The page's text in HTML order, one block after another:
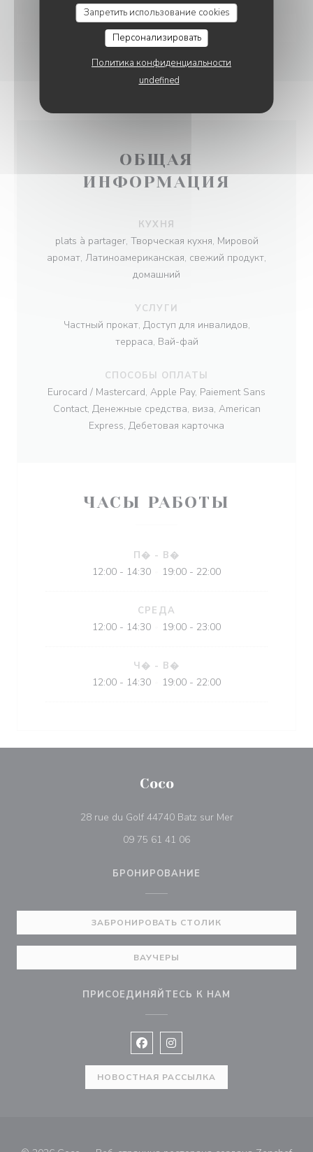
Запретить использование cookies
Персонализировать
Политика конфиденциальности
undefined
ОБЩАЯ
ИНФОРМАЦИЯ
КУХНЯ
plats à partager, Творческая кухня, Мировой
аромат, Латиноамериканская, свежий продукт,
домашний
УСЛУГИ
Частный прокат, Доступ для инвалидов,
терраса, Вай-фай
СПОСОБЫ ОПЛАТЫ
Eurocard / Mastercard, Apple Pay, Paiement Sans
Contact, Денежные средства, виза, American
Express, Дебетовая карточка
ЧАСЫ РАБОТЫ
П� - В�
12:00 - 14:30 19:00 - 22:00
СРЕДА
12:00 - 14:30 19:00 - 23:00
Ч� - В�
12:00 - 14:30 19:00 - 22:00
Coco
28 rue du Golf 44740 Batz sur Mer((открывается в
09 75 61 41 06
БРОНИРОВАНИЕ
ЗАБРОНИРОВАТЬ СТОЛИК
ВАУЧЕРЫ
ПРИСОЕДИНЯЙТЕСЬ К НАМ
Facebook ((открывается в новом
Instagram ((открывается в
НОВОСТНАЯ РАССЫЛКА